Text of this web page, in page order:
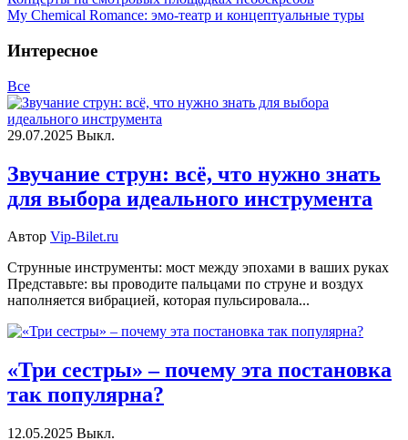
My Chemical Romance: эмо-театр и концептуальные туры
Интересное
Все
29.07.2025 Выкл.
Звучание струн: всё, что нужно знать
для выбора идеального инструмента
Автор Vip-Bilet.ru
Струнные инструменты: мост между эпохами в ваших руках
Представьте: вы проводите пальцами по струне и воздух
наполняется вибрацией, которая пульсировала...
«Три сестры» – почему эта постановка
так популярна?
12.05.2025 Выкл.